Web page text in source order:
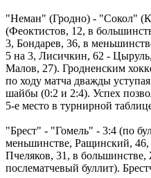
"Неман" (Гродно) - "Сокол"
(Феоктистов, 12, в
3, Бондарев, 36, в
5 на 3, Лисичкин, 62 -
Малов, 27). Гродненским
по ходу матча дважды
шайбы (0:2 и 2:4). Успех
5-е место в турнирной
"Брест" - "Гомель" - 3:4 (по
меньшинстве, Ращинский,
Пчеляков, 31, в
послематчевый буллит).